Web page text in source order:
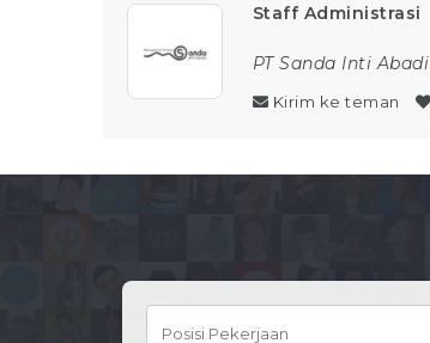
Staff Administrasi
PT Sanda Inti Abadi
Kirim ke teman